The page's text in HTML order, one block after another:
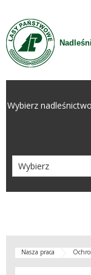
Wybierz nadleśnictwo
Nasza praca